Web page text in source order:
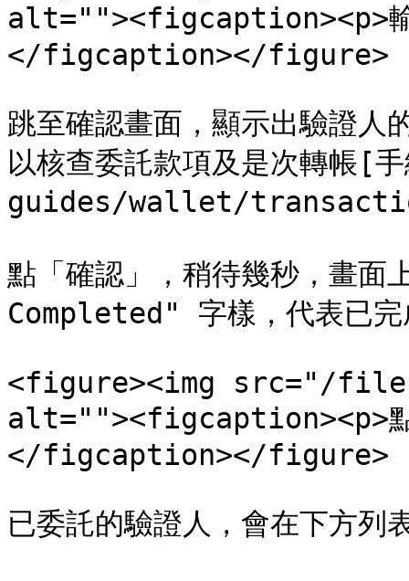
alt=""><figcaption><p>輸
</figcaption></figure>
跳至確認畫面，顯示出驗證人
以核查委託款項及是次轉
guides/wallet/
點「確認」，稍待幾秒，畫
Completed" 字樣，代表已完
<figure><img src="/
alt=""><figcaption><p>點
</figcaption></figure>
已委託的驗證人，會在下方列